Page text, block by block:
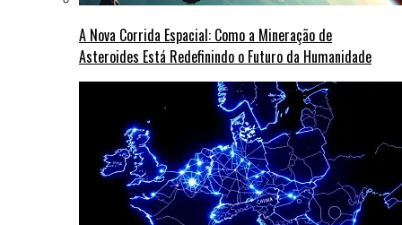
A Nova Corrida Espacial: Como a Mineração de
Asteroides Está Redefinindo o Futuro da Humanidade